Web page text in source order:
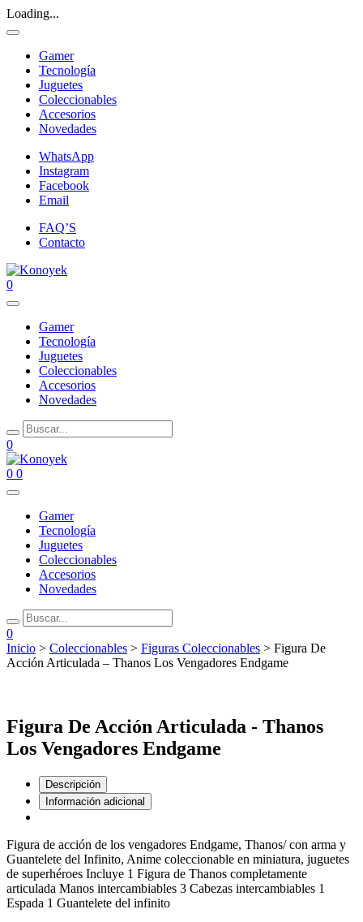
Loading...
Gamer
Tecnología
Juguetes
Coleccionables
Accesorios
Novedades
WhatsApp
Instagram
Facebook
Email
FAQ’S
Contacto
0
Gamer
Tecnología
Juguetes
Coleccionables
Accesorios
Novedades
0
0 0
Gamer
Tecnología
Juguetes
Coleccionables
Accesorios
Novedades
0
Inicio > Coleccionables > Figuras Coleccionables > Figura De
Acción Articulada – Thanos Los Vengadores Endgame
Figura De Acción Articulada - Thanos
Los Vengadores Endgame
Descripción
Información adicional
Figura de acción de los vengadores Endgame, Thanos/ con arma y
Guantelete del Infinito, Anime coleccionable en miniatura, juguetes
de superhéroes Incluye 1 Figura de Thanos completamente
articulada Manos intercambiables 3 Cabezas intercambiables 1
Espada 1 Guantelete del infinito